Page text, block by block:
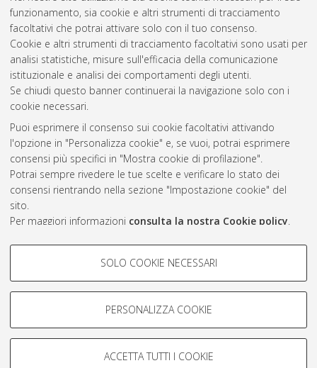
funzionamento, sia cookie e altri strumenti di tracciamento
facoltativi che potrai attivare solo con il tuo consenso.
Cookie e altri strumenti di tracciamento facoltativi sono usati per
analisi statistiche, misure sull'efficacia della comunicazione
istituzionale e analisi dei comportamenti degli utenti.
Se chiudi questo banner continuerai la navigazione solo con i
cookie necessari.
Puoi esprimere il consenso sui cookie facoltativi attivando
l'opzione in "Personalizza cookie" e, se vuoi, potrai esprimere
consensi più specifici in "Mostra cookie di profilazione".
Potrai sempre rivedere le tue scelte e verificare lo stato dei
consensi rientrando nella sezione "Impostazione cookie" del
sito.
Per maggiori informazioni consulta la nostra Cookie policy
COOKIE DI PROFILAZIONE -
Si tratta di cookie utilizzati per analizzare le caratteristiche della
navigazione degli utenti, creare profili in base al loro comportamento
Mostra cookie di profilazione
SOLO COOKIE NECESSARI
PERSONALIZZA COOKIE
ACCETTA TUTTI I COOKIE
2025(3)
2024(2)
2023 (4)
2022(3)
2021(1)
Rss 1.0
Rss 2.0
AMS Laurea
Impostazioni Cookie
Informativa sulla privacy
Condizioni d’uso del sito